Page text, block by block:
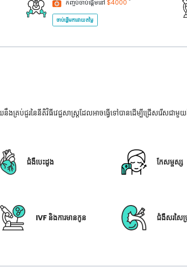
កញ្ចប់ចាប់ផ្តើមនៅ $4000
ចាប់ផ្តើមការវាយតម្លៃ
ងគ្រប់ជួរនៃនីតិវិធីវេជ្ជសាស្រ្តដែលអាចធ្វើទៅបានដើម្បីជ្រើសរើស
ជំងឺបេះដូង កែសម្ផស្ស
IVF និងការមានកូន ជំងឺសរសៃ